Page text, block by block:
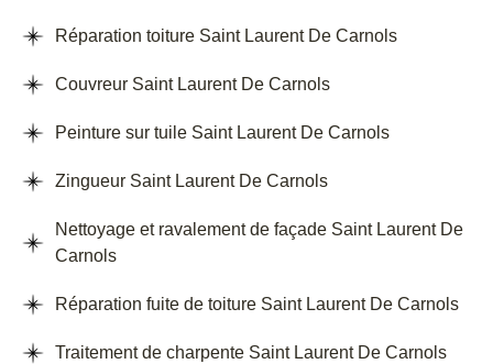
Réparation toiture Saint Laurent De Carnols
Couvreur Saint Laurent De Carnols
Peinture sur tuile Saint Laurent De Carnols
Zingueur Saint Laurent De Carnols
Nettoyage et ravalement de façade Saint Laurent De
Carnols
Réparation fuite de toiture Saint Laurent De Carnols
Traitement de charpente Saint Laurent De Carnols